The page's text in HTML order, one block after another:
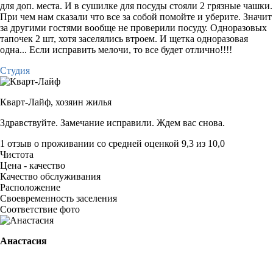
для доп. места. И в сушилке для посуды стояли 2 грязные чашки.
При чем нам сказали что все за собой помойте и уберите. Значит
за другими гостями вообще не проверили посуду. Одноразовых
тапочек 2 шт, хотя заселялись втроем. И щетка одноразовая
одна... Если исправить мелочи, то все будет отлично!!!!
Студия
Кварт-Лайф, хозяин жилья
Здравствуйте. Замечание исправили. Ждем вас снова.
1 отзыв о проживании со средней оценкой 9,3 из 10,0
Чистота
Цена - качество
Качество обслуживания
Расположение
Своевременность заселения
Соответствие фото
Анастасия